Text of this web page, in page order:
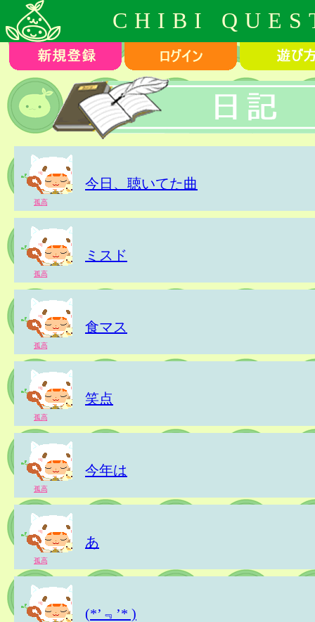
CHIBI
今日、聴いてた曲
孤高
ミスド
孤高
食マス
孤高
笑点
孤高
今年は
孤高
あ
孤高
(*’﹃’* )